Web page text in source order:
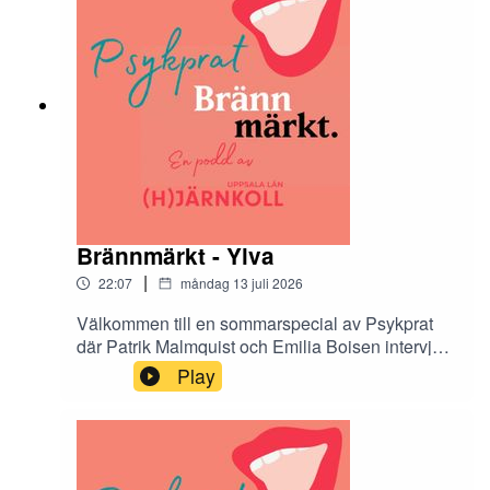
Brännmärkt - Ylva
22:07 | måndag 13 juli 2026
Välkommen till en sommarspecial av Psykprat
där Patrik Malmquist och Emilia Boisen intervjuar
de tolv Hjärnkollambassadörer som medverkar i
antologin Brännmärkt. Brännmärkt är en bok om
stigma och den innehåller både dikt, prosa och
bild. I podcasten får vi höra mer om tankarna
Play